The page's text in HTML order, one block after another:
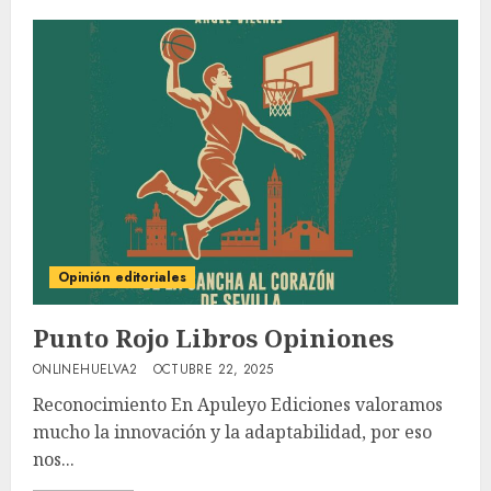
Opinión editoriales
Punto Rojo Libros Opiniones
ONLINEHUELVA2 OCTUBRE 22, 2025
Reconocimiento En Apuleyo Ediciones valoramos
mucho la innovación y la adaptabilidad, por eso
nos...